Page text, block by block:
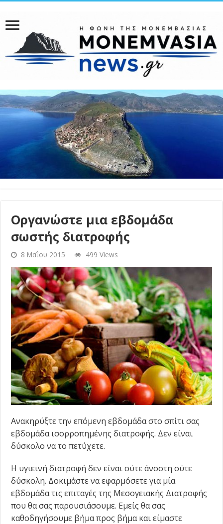
Οργανώστε μια εβδομάδα
σωστής διατροφής
8 Μαΐου 2015 499 Views
Ανακηρύξτε την επόμενη εβδομάδα στο σπίτι σας
εβδομάδα ισορροπημένης διατροφής. Δεν είναι
δύσκολο να το πετύχετε.
Η υγιεινή διατροφή δεν είναι ούτε άνοστη ούτε
δύσκολη. Δοκιμάστε να εφαρμόσετε για μία
εβδομάδα τις επιταγές της Mεσογειακής Διατροφής
που θα σας παρουσιάσουμε. Eμείς θα σας
καθοδηγήσουμε βήμα προς βήμα και είμαστε